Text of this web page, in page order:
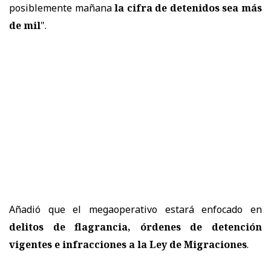
posiblemente mañanala cifra de detenidos sea más
de mil".
Añadió que el megaoperativo estará enfocado en
delitos de flagrancia, órdenes de detención
vigentes e infracciones a la Ley de Migraciones.